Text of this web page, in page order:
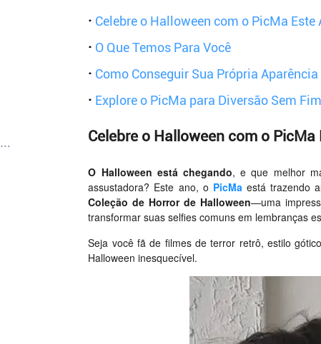
· Celebre o Halloween com o PicMa Este
· O Que Temos Para Você
· Como Conseguir Sua Própria
· Explore o PicMa para Diversão Sem Fim
Celebre o Halloween com o PicMa
O Halloween está chegando, e que melhor
assustadora? Este ano, o PicMaestá trazendo
Coleção de Horror de Halloween—uma
transformar suas selfies comuns em lembranças
Seja você fã de filmes de terror retrô, estilo
Halloween inesquecível.